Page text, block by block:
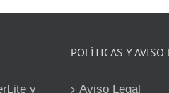
y
POLÍTICAS Y AVISO
Aviso Legal